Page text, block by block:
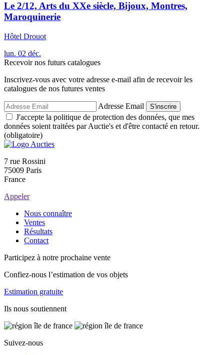
Le 2/12, Arts du XXe siècle, Bijoux, Montres,
Maroquinerie
Hôtel Drouot
lun. 02 déc.
Recevoir nos futurs catalogues
Inscrivez-vous avec votre adresse e-mail afin de recevoir les
catalogues de nos futures ventes
Adresse Email S'inscrire
J'accepte la politique de protection des données, que mes
données soient traitées par Auctie's et d'être contacté en retour.
(obligatoire)
7 rue Rossini
75009 Paris
France
Appeler
Nous connaître
Ventes
Résultats
Contact
Participez à notre prochaine vente
Confiez-nous l’estimation de vos objets
Estimation gratuite
Ils nous soutiennent
Suivez-nous